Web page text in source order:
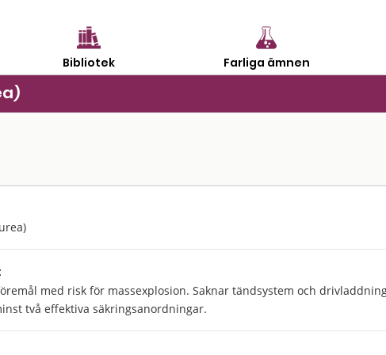
Bibliotek Farliga ämnen
med risk för massexplosion. Saknar tändsystem och
två effektiva säkringsanordningar.